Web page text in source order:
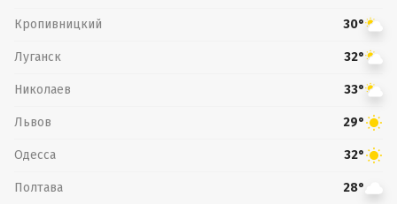
Кропивницкий 30°
Луганск 32°
Николаев 33°
Львов 29°
Одесса 32°
Полтава 28°